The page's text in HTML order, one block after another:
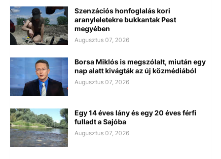
Szenzációs honfoglalás kori
aranyleletekre bukkantak Pest
megyében
Augusztus 07, 2026
Borsa Miklós is megszólalt, miután egy
nap alatt kivágták az új közmédiából
Augusztus 07, 2026
Egy 14 éves lány és egy 20 éves férfi
fulladt a Sajóba
Augusztus 07, 2026